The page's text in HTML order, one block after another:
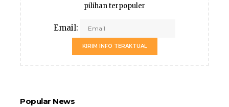
pilihan terpopuler
Email:
KIRIM INFO TERAKTUAL
Popular News